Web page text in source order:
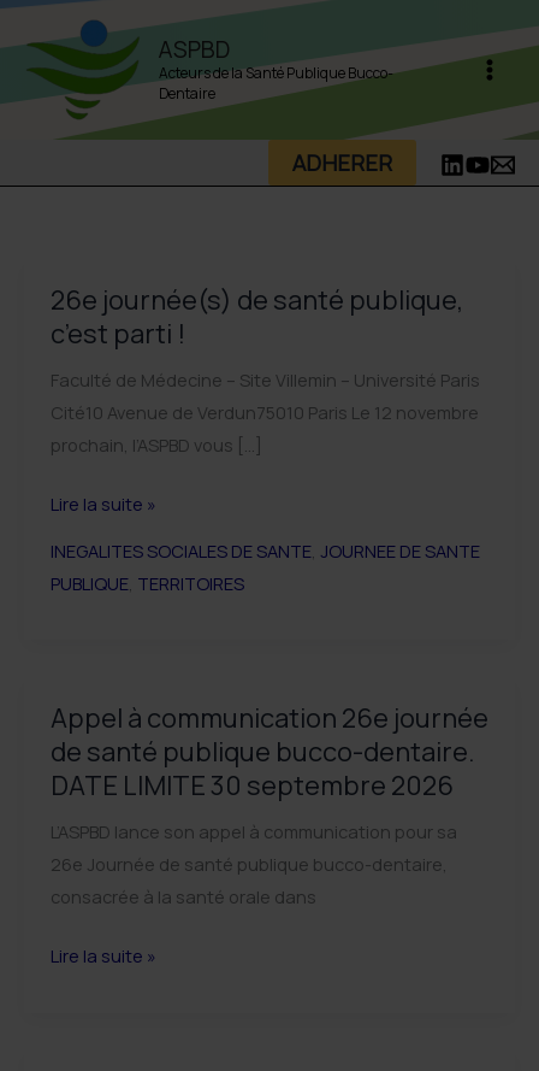
Aller
au
contenu
ASPBD
Acteurs de la Santé Publique Bucco-
Dentaire
ADHERER
26e journée(s) de santé publique,
c’est parti !
Faculté de Médecine – Site Villemin – Université Paris
Cité10 Avenue de Verdun75010 Paris Le 12 novembre
prochain, l’ASPBD vous […]
26e
!
Lire la suite »
INEGALITES SOCIALES DE SANTE, JOURNEE DE SANTE
PUBLIQUE, TERRITOIRES
Appel à communication 26e journée
de santé publique bucco-dentaire.
DATE LIMITE 30 septembre 2026
L’ASPBD lance son appel à communication pour sa
26e Journée de santé publique bucco-dentaire,
consacrée à la santé orale dans
Appel
Lire la suite »